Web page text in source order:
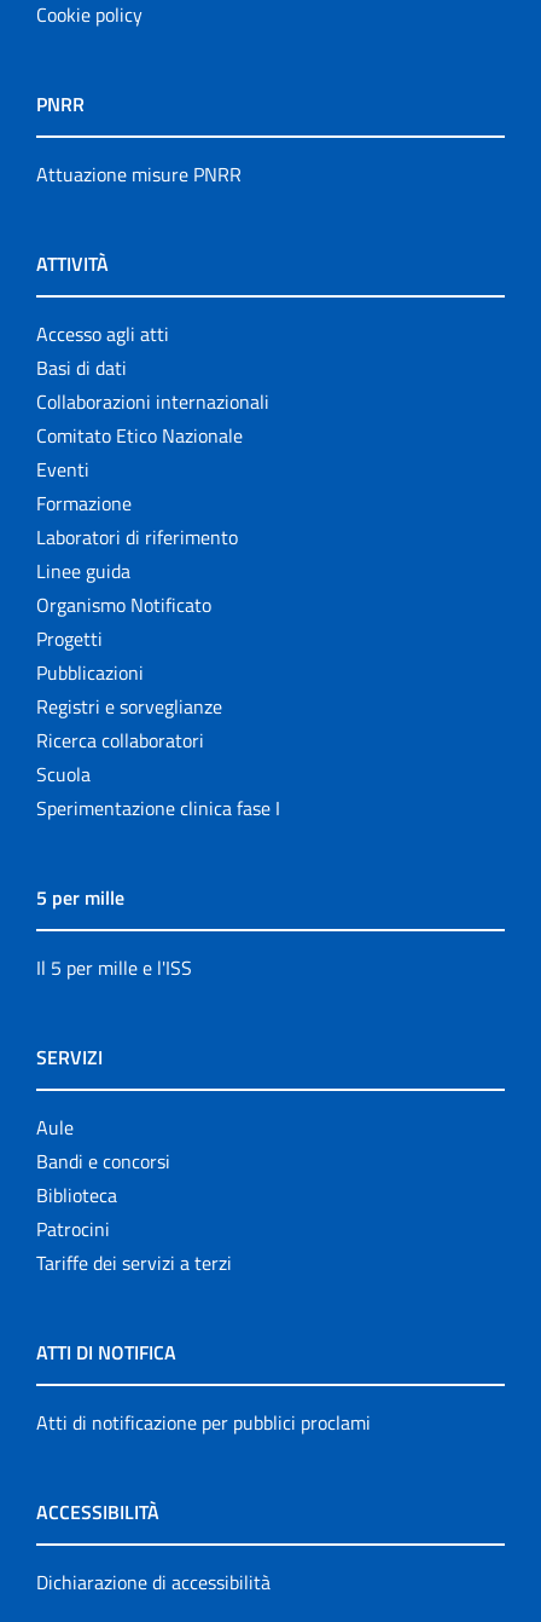
Cookie policy
PNRR
Attuazione misure PNRR
ATTIVITÀ
Accesso agli atti
Basi di dati
Collaborazioni internazionali
Comitato Etico Nazionale
Eventi
Formazione
Laboratori di riferimento
Linee guida
Organismo Notificato
Progetti
Pubblicazioni
Registri e sorveglianze
Ricerca collaboratori
Scuola
Sperimentazione clinica fase I
5 per mille
Il 5 per mille e l'ISS
SERVIZI
Aule
Bandi e concorsi
Biblioteca
Patrocini
Tariffe dei servizi a terzi
ATTI DI NOTIFICA
Atti di notificazione per pubblici proclami
ACCESSIBILITÀ
Dichiarazione di accessibilità